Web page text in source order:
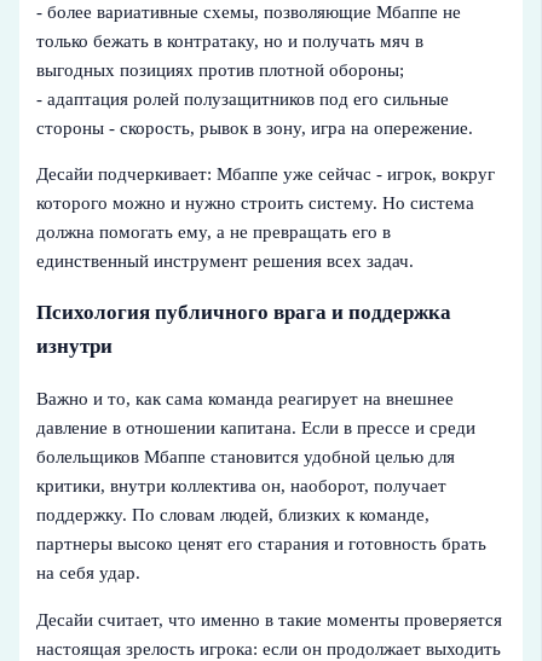
- более вариативные схемы, позволяющие Мбаппе не
только бежать в контратаку, но и получать мяч в
выгодных позициях против плотной обороны;
- адаптация ролей полузащитников под его сильные
стороны - скорость, рывок в зону, игра на опережение.
Десайи подчеркивает: Мбаппе уже сейчас - игрок, вокруг
которого можно и нужно строить систему. Но система
должна помогать ему, а не превращать его в
единственный инструмент решения всех задач.
Психология публичного врага и поддержка
изнутри
Важно и то, как сама команда реагирует на внешнее
давление в отношении капитана. Если в прессе и среди
болельщиков Мбаппе становится удобной целью для
критики, внутри коллектива он, наоборот, получает
поддержку. По словам людей, близких к команде,
партнеры высоко ценят его старания и готовность брать
на себя удар.
Десайи считает, что именно в такие моменты проверяется
настоящая зрелость игрока: если он продолжает выходить